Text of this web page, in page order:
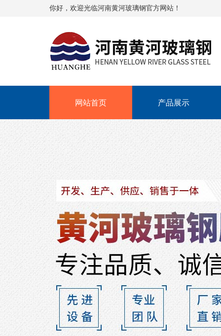
你好，欢迎光临河南黄河玻璃钢官方网站！
网站首页 产品展示